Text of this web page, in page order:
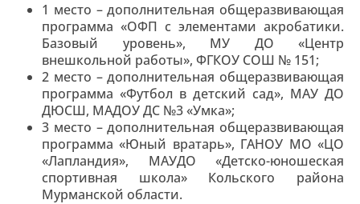
1 место – дополнительная общеразвивающая
программа «ОФП с элементами акробатики.
Базовый уровень», МУ ДО «Центр
внешкольной работы», ФГКОУ СОШ № 151;
2 место – дополнительная общеразвивающая
программа «Футбол в детский сад», МАУ ДО
ДЮСШ, МАДОУ ДС №3 «Умка»;
3 место – дополнительная общеразвивающая
программа «Юный вратарь», ГАНОУ МО «ЦО
«Лапландия», МАУДО «Детско-юношеская
спортивная школа» Кольского района
Мурманской области.